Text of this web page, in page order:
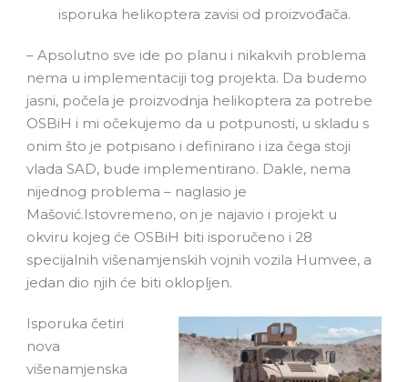
isporuka helikoptera zavisi od proizvođača.
– Apsolutno sve ide po planu i nikakvih problema
nema u implementaciji tog projekta. Da budemo
jasni, počela je proizvodnja helikoptera za potrebe
OSBiH i mi očekujemo da u potpunosti, u skladu s
onim što je potpisano i definirano i iza čega stoji
vlada SAD, bude implementirano. Dakle, nema
nijednog problema – naglasio je
Mašović.Istovremeno, on je najavio i projekt u
okviru kojeg će OSBiH biti isporučeno i 28
specijalnih višenamjenskih vojnih vozila Humvee, a
jedan dio njih će biti oklopljen.
Isporuka četiri
nova
višenamjenska